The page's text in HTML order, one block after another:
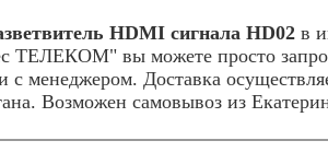
HDMI сигнала HD02 в
ТЕЛЕКОМ" вы можете просто
с менеджером. Доставка
Возможен самовывоз из